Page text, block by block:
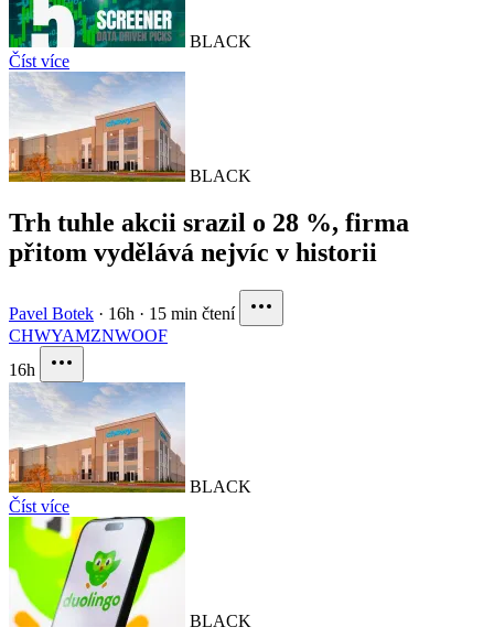
BLACK
Číst více
BLACK
Trh tuhle akcii srazil o 28 %, firma
přitom vydělává nejvíc v historii
Pavel Botek · 16h · 15 min čtení
CHWYAMZNWOOF
16h
BLACK
Číst více
BLACK